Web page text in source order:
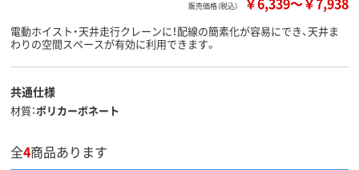
販売価格（税込）
電動ホイスト・天井走行クレーンに！配線の簡素化が容易にでき、天井ま
わりの空間スペースが有効に利用できます。
共通仕様
材質 ポリカーボネート
全4商品あります